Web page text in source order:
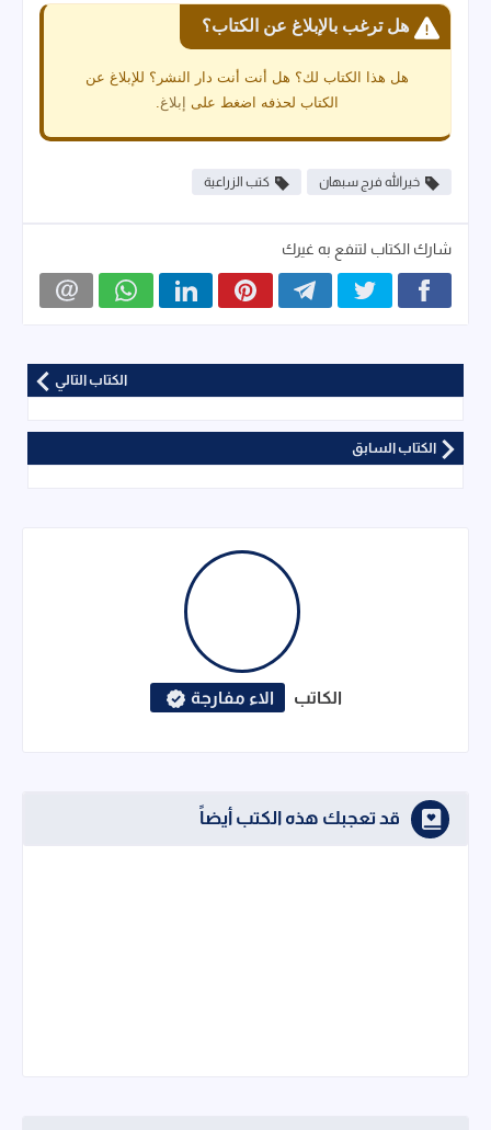
هل ترغب بالإبلاغ عن الكتاب؟
هل هذا الكتاب لك؟ هل أنت أنت دار النشر؟ للإبلاغ عن
الكتاب لحذفه اضغط على إبلاغ.
خيرالله فرج سبهان كتب الزراعية
شارك الكتاب لتنفع به غيرك
الكتاب التالي
الكتاب السابق
الكاتب الاء مفارجة
قد تعجبك هذه الكتب أيضاً